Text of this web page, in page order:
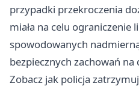
przypadki przekroczenia
miała na celu ograniczenie
spowodowanych
bezpiecznych zachowań na
Zobacz jak policja